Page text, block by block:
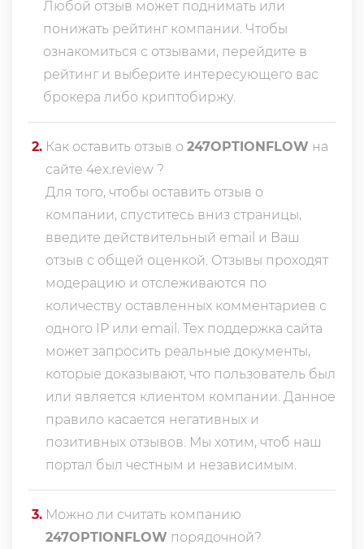
Любой отзыв может поднимать или
понижать рейтинг компании. Чтобы
ознакомиться с отзывами, перейдите в
рейтинг и выберите интересующего вас
брокера либо криптобиржу.
2. Как оставить отзыв о 247OPTIONFLOW на
сайте 4ex.review ?
Для того, чтобы оставить отзыв о
компании, спуститесь вниз страницы,
введите действительный email и Ваш
отзыв с общей оценкой. Отзывы проходят
модерацию и отслеживаются по
количеству оставленных комментариев с
одного IP или email. Тех поддержка сайта
может запросить реальные документы,
которые доказывают, что пользователь был
или является клиентом компании. Данное
правило касается негативных и
позитивных отзывов. Мы хотим, чтоб наш
портал был честным и независимым.
3. Можно ли считать компанию
247OPTIONFLOW порядочной?